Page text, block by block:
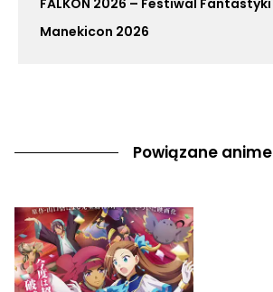
FALKON 2026 – Festiwal Fantastyki
Manekicon 2026
Powiązane anime